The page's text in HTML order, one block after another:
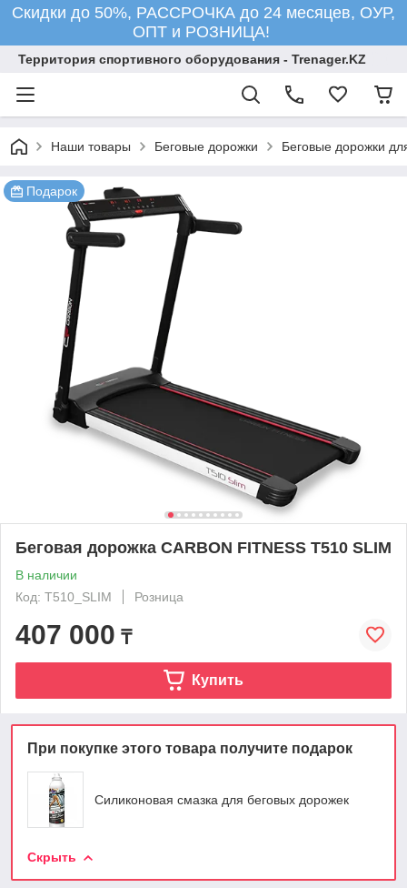
Скидки до 50%, РАССРОЧКА до 24 месяцев, ОУР,
ОПТ и РОЗНИЦА!
Территория спортивного оборудования - Trenager.KZ
Наши товары Беговые дорожки Беговые дорожки
Подарок
Беговая дорожка CARBON FITNESS T510 SLIM
В наличии
Код: T510_SLIM
Розница
407 000 ₸
Купить
При покупке этого товара получите подарок
Силиконовая смазка для беговых дорожек
Скрыть